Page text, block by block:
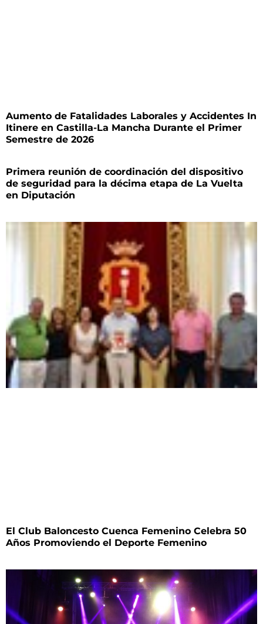
Aumento de Fatalidades Laborales y Accidentes In
Itinere en Castilla-La Mancha Durante el Primer
Semestre de 2026
Primera reunión de coordinación del dispositivo
de seguridad para la décima etapa de La Vuelta
en Diputación
El Club Baloncesto Cuenca Femenino Celebra 50
Años Promoviendo el Deporte Femenino